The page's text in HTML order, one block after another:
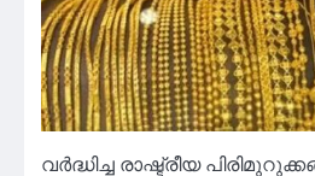
വർദ്ധിച്ച രാഷ്ട്രീയ